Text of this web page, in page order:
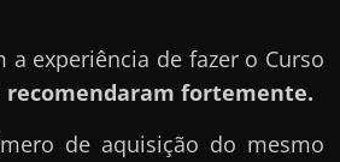
a experiência de fazer o Curso
recomendaram fortemente.
de aquisição do mesmo